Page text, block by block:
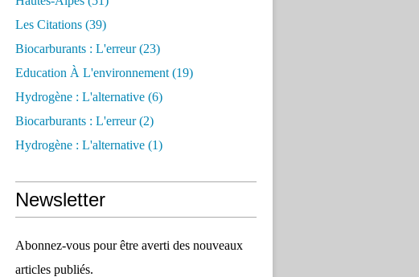
Les Citations (39)
Biocarburants : L'erreur(23)
Education À L'environnement (19)
Hydrogène : L'alternative (6)
Biocarburants : L'erreur(2)
Hydrogène : L'alternative (1)
Newsletter
Abonnez-vous pour être averti des nouveaux
articles publiés.